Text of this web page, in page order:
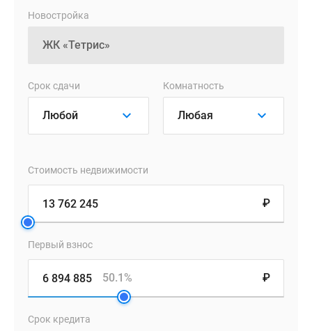
спроектированы
просторные
санузлы,
прихожие
помещениями
или
нишами
под
встроенные
шкафы.
жилья
Новостройка
Срок сдачи Комнатность
Стоимость недвижимости
₽
Первый взнос
₽
50.1%
Срок кредита